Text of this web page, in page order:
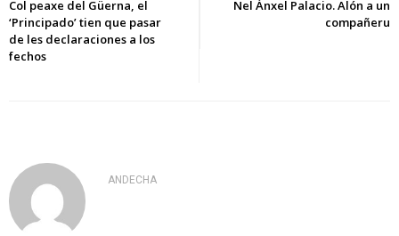
de
entradas
Col peaxe del Güerna, el
‘Principado’ tien que pasar
de les declaraciones a los
fechos
Nel Ánxel Palacio. Alón a un
compañeru
ANDECHA